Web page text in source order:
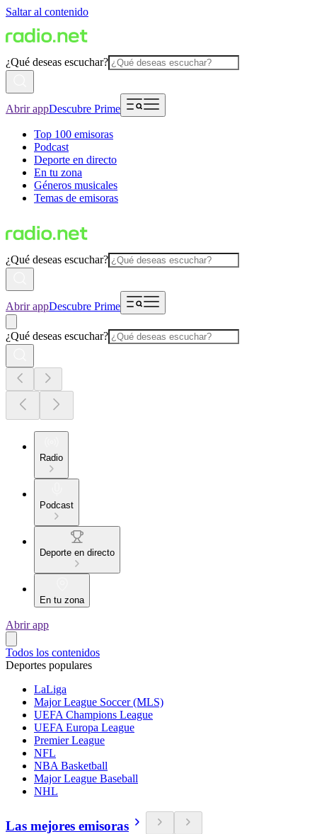
Saltar al contenido
¿Qué deseas escuchar?
Abrir appDescubre Prime
Top 100 emisoras
Podcast
Deporte en directo
En tu zona
Géneros musicales
Temas de emisoras
¿Qué deseas escuchar?
Abrir appDescubre Prime
¿Qué deseas escuchar?
Radio
Podcast
Deporte en directo
En tu zona
Abrir app
Todos los contenidos
Deportes populares
LaLiga
Major League Soccer (MLS)
UEFA Champions League
UEFA Europa League
Premier League
NFL
NBA Basketball
Major League Baseball
NHL
Las mejores emisoras